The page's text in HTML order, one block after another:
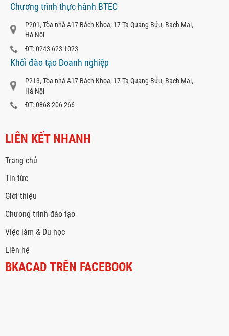
Chương trình thực hành BTEC
P201, Tòa nhà A17 Bách Khoa, 17 Tạ Quang Bửu, Bạch Mai,
Hà Nội
ĐT: 0243 623 1023
Khối đào tạo Doanh nghiệp
P213, Tòa nhà A17 Bách Khoa, 17 Tạ Quang Bửu, Bạch Mai,
Hà Nội
ĐT: 0868 206 266
LIÊN KẾT NHANH
Trang chủ
Tin tức
Giới thiệu
Chương trình đào tạo
Việc làm & Du học
Liên hệ
BKACAD TRÊN FACEBOOK